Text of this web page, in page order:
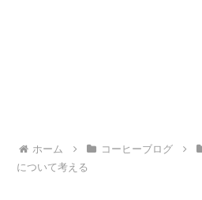
ホーム コーヒーブログ
について考える